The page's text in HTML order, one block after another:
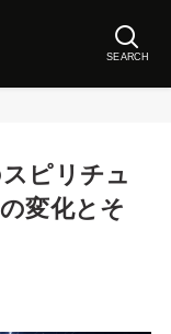
SEARCH
ピリチュ
変化とそ